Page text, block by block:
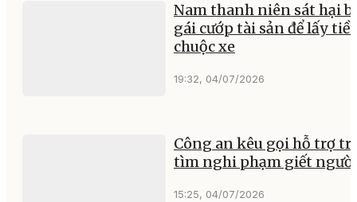
Nam thanh niên sát hại
gái cướp tài sản để lấy
chuộc xe
19:32, 04/07/2026
Công an kêu gọi hỗ trợ
tìm nghi phạm giết người
15:25, 04/07/2026